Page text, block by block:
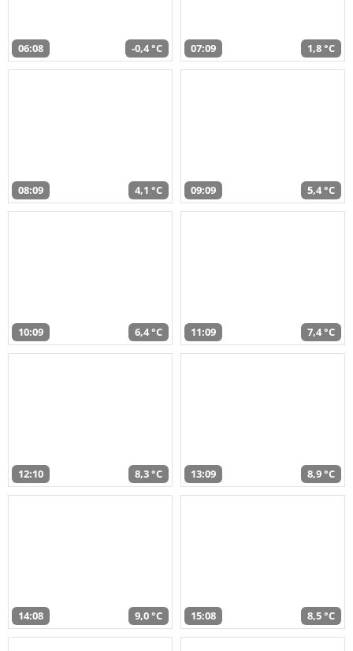
06:08 -0,4 °C 07:09 1,8 °C
08:09 4,1 °C 09:09 5,4 °C
10:09 6,4 °C 11:09 7,4 °C
12:10 8,3 °C 13:09 8,9 °C
14:08 9,0 °C 15:08 8,5 °C